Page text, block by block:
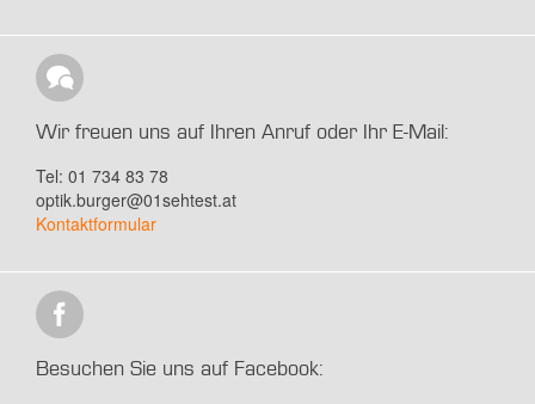
Wir freuen uns auf Ihren Anruf oder Ihr E-Mail:
Tel: 01 734 83 78
optik.burger@01sehtest.at
Kontaktformular
Besuchen Sie uns auf Facebook: